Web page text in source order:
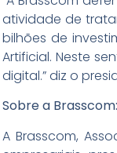
atividade de
bilhões de
Artificial. Neste
digital.” diz o
Sobre a Brasscom:
A Brasscom,